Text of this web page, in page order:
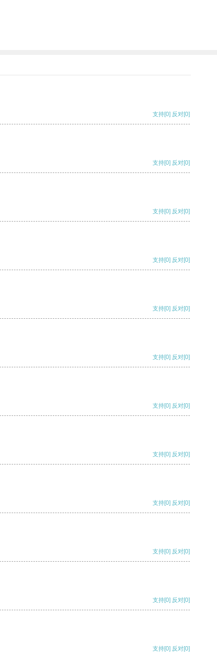
支持[0] 反对[0]
支持[0] 反对[0]
支持[0] 反对[0]
支持[0] 反对[0]
支持[0] 反对[0]
支持[0] 反对[0]
支持[0] 反对[0]
支持[0] 反对[0]
支持[0] 反对[0]
支持[0] 反对[0]
支持[0] 反对[0]
支持[0] 反对[0]